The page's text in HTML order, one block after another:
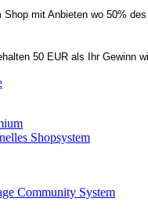
mit Anbieten wo 50%
50 EUR als Ihr Gewinn
Shopsystem
Community System